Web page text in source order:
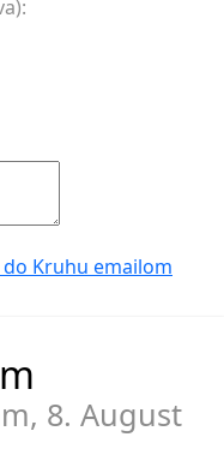
Kruhu emailom
8. August